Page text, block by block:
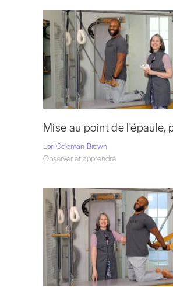
Mise au point de l'épaule,
Lori Coleman-Brown
Observer et apprendre